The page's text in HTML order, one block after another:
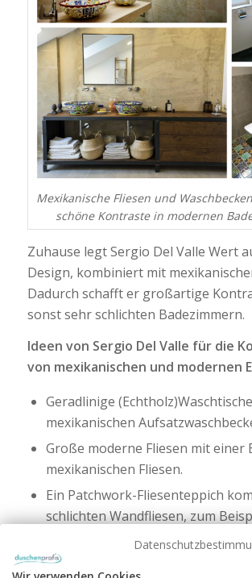
Mexikanische Fliesen und
schöne Kontraste in modernen
Zuhause legt Sergio Del Valle Wert
Design, kombiniert mit
Dadurch schafft er großartige
sonst sehr schlichten Badezimmern.
Ideen von Sergio Del Valle für die
von mexikanischen und modernen
Geradlinige
mexikanischen
Große moderne Fliesen mit einer
mexikanischen Fliesen.
Ein Patchwork-Fliesenteppich
schlichten Wandfliesen, zum
WC oder in einer ebenerdigen
Beige Naturfliesen mit